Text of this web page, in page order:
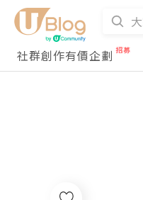
社群創作有價企劃